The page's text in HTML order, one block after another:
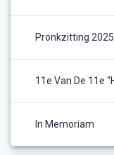
Pronkzitting 2025
11e Van De 11e
In Memoriam